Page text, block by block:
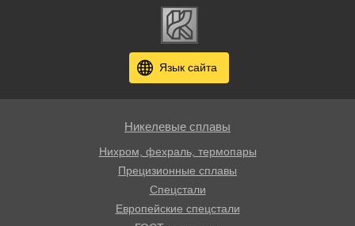
Язык сайта
Никелевые сплавы
Нихром, фехраль, термопары
Прецизионные сплавы
Спецстали
Европейские спецстали